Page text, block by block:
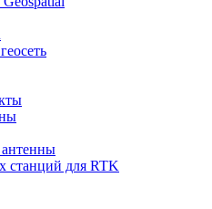
станций для RTK